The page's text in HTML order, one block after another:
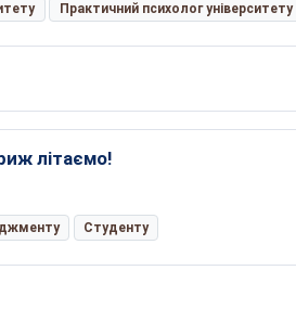
Практичний психолог університету
літаємо!
Студенту